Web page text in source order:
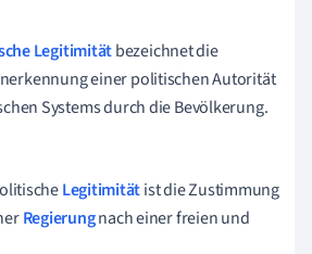
Legitimitätbezeichnet die
einer politischen Autorität
Systems durch die Bevölkerung.
Legitimitätist die Zustimmung
Regierungnach einer freien und